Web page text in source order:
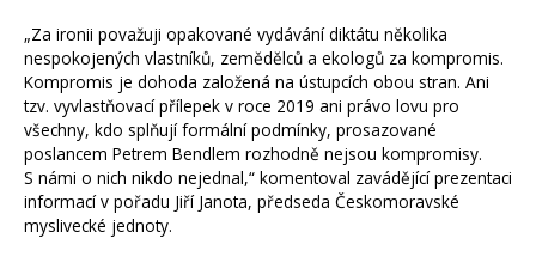
„Za ironii považuji opakované vydávání diktátu několika
nespokojených vlastníků, zemědělců a ekologů za kompromis.
Kompromis je dohoda založená na ústupcích obou stran. Ani
tzv. vyvlastňovací přílepek v roce 2019 ani právo lovu pro
všechny, kdo splňují formální podmínky, prosazované
poslancem Petrem Bendlem rozhodně nejsou kompromisy.
S námi o nich nikdo nejednal,“ komentoval zavádějící prezentaci
informací v pořadu Jiří Janota, předseda Českomoravské
myslivecké jednoty.